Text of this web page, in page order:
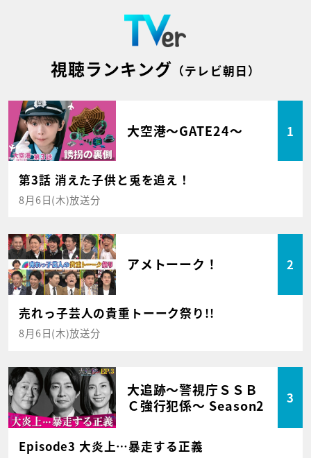
視聴ランキング （テレビ朝日）
大空港～GATE24～ 1
第3話 消えた子供と兎を追え！
8月6日(木)放送分
アメトーーク！ 2
売れっ子芸人の貴重トーーク祭り!!
8月6日(木)放送分
大追跡～警視庁ＳＳＢ
Ｃ強行犯係～ Season2
3
Episode3 大炎上…暴走する正義